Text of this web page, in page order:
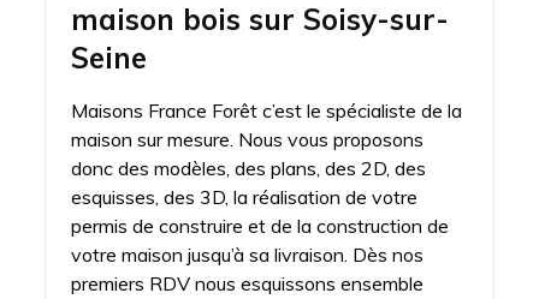
maison bois sur Soisy-sur-
Seine
Maisons France Forêt c’est le spécialiste de la
maison sur mesure. Nous vous proposons
donc des modèles, des plans, des 2D, des
esquisses, des 3D, la réalisation de votre
permis de construire et de la construction de
votre maison jusqu’à sa livraison. Dès nos
premiers RDV nous esquissons ensemble